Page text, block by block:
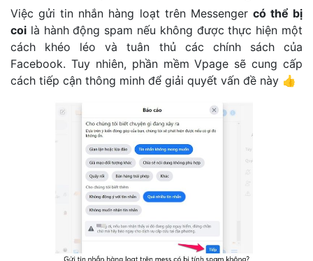
Việc gửi tin nhắn hàng loạt trên Messenger có thể bị
coi là hành động spam nếu không được thực hiện một
cách khéo léo và tuân thủ các chính sách của
Facebook. Tuy nhiên, phần mềm Vpage sẽ cung cấp
cách tiếp cận thông minh để giải quyết vấn đề này 👍